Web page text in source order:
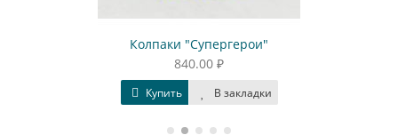
Колпаки "Супергерои"
840.00 ₽
Купить В закладки